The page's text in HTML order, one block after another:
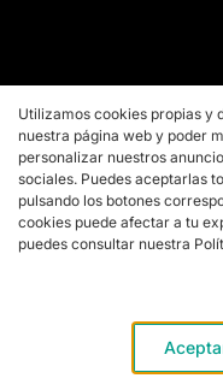
Términos
Utilizamos cookies propias y
nuestra página web y poder
personalizar nuestros
sociales. Puedes aceptarlas
pulsando los botones
cookies puede afectar a tu
puedes consultar nuestra